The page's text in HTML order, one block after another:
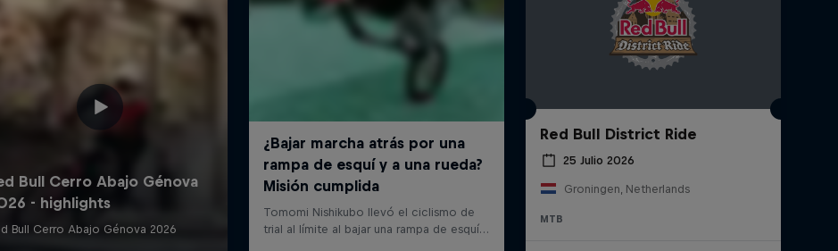
Red Bull District Ride
25 Julio 2026
Groningen, Netherlands
MTB